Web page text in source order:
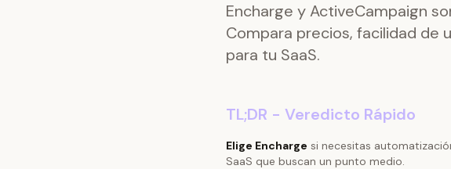
Encharge y ActiveCampaign
Compara precios, facilidad de
para tu SaaS.
TL;DR - Veredicto Rápido
Elige Encharge si necesitas
SaaS que buscan un punto medio.